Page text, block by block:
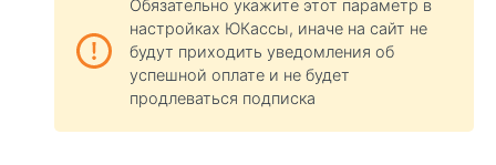
Обязательно укажите этот параметр в
настройках ЮКассы, иначе на сайт не
будут приходить уведомления об
успешной оплате и не будет
продлеваться подписка